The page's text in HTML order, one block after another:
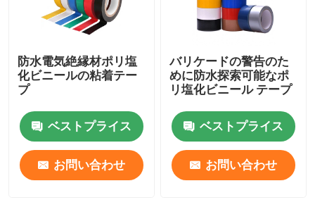
防水電気絶縁材ポリ塩
化ビニールの粘着テー
プ
ベストプライス
お問い合わせ
バリケードの警告のた
めに防水探索可能なポ
リ塩化ビニール テープ
ベストプライス
お問い合わせ